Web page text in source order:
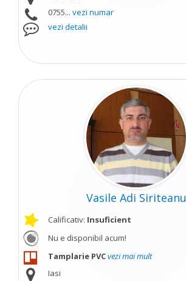
0755... vezi numar
vezi detalii
Vasile Adi Siriteanu
Calificativ: Insuficient
Nu e disponibil acum!
Tamplarie PVCvezi mai mult
Iasi